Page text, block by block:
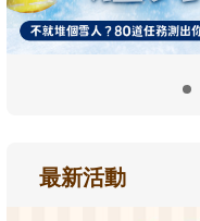
最新活動